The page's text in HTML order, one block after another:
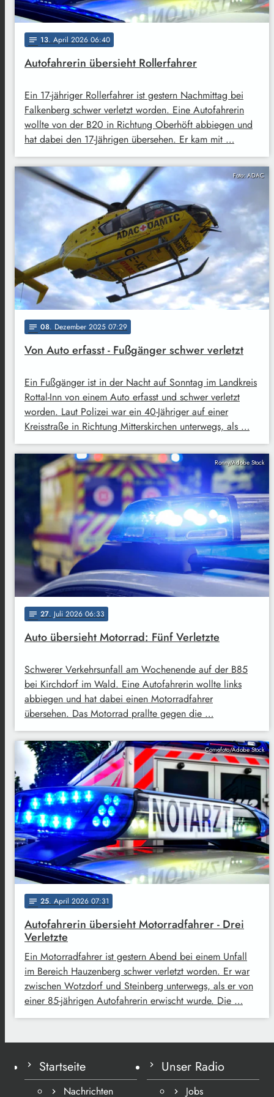
notes 13. April 2026 06:40
Autofahrerin übersieht Rollerfahrer
Ein 17-jähriger Rollerfahrer ist gestern Nachmittag bei
Falkenberg schwer verletzt worden. Eine Autofahrerin
wollte von der B20 in Richtung Oberhöft abbiegen und
hat dabei den 17-Jährigen übersehen. Er kam mit …
Foto: ADAC
notes 08. Dezember 2025 07:29
Von Auto erfasst - Fußgänger schwer verletzt
Ein Fußgänger ist in der Nacht auf Sonntag im Landkreis
Rottal-Inn von einem Auto erfasst und schwer verletzt
worden. Laut Polizei war ein 40-Jähriger auf einer
Kreisstraße in Richtung Mitterskirchen unterwegs, als …
Ronny/Adobe Stock
notes 27. Juli 2026 06:33
Auto übersieht Motorrad: Fünf Verletzte
Schwerer Verkehrsunfall am Wochenende auf der B85
bei Kirchdorf im Wald. Eine Autofahrerin wollte links
abbiegen und hat dabei einen Motorradfahrer
übersehen. Das Motorrad prallte gegen die …
Comofoto/Adobe Stock
notes 25. April 2026 07:31
Autofahrerin übersieht Motorradfahrer - Drei
Verletzte
Ein Motorradfahrer ist gestern Abend bei einem Unfall
im Bereich Hauzenberg schwer verletzt worden. Er war
zwischen Wotzdorf und Steinberg unterwegs, als er von
einer 85-jährigen Autofahrerin erwischt wurde. Die …
Startseite
Nachrichten
Unser Radio
Jobs